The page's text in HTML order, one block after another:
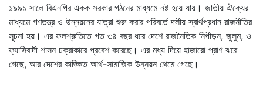
১৯৯১ সালে বিএনপির একক সরকার গঠনের মাধ্যমে নষ্ট হয়ে যায়। জাতীয় ঐক্যের
মাধ্যমে গণতন্ত্র ও উন্নয়নের যাত্রা শুরু করার পরিবর্তে দলীয় স্বার্থপ্রধান রাজনীতির
সূচনা হয়। এর ফলশ্রুতিতে গত ৩৪ বছর ধরে দেশে রাজনৈতিক নিপীড়ন, জুলুম, ও
ফ্যাসিবাদী শাসন চক্রাকারে প্রবেশ করেছে। এর মধ্য দিয়ে হাজারো প্রাণ ঝরে
গেছে, আর দেশের কাঙ্ক্ষিত আর্থ-সামাজিক উন্নয়ন থেমে গেছে।